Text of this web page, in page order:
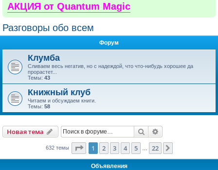
АКЦИЯ от Quantum Magic
Разговоры обо всем
Форум
Клумба
Сливаем весь негатив, но с надеждой, что что-нибудь хорошее да
прорастет...
Темы: 43
Книжный клуб
Читаем и обсуждаем книги.
Темы: 58
Новая тема Поиск
632 темы Страница из 22
1 2 3 4 5 22
Объявления